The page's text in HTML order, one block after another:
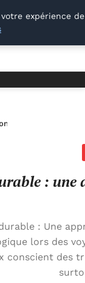
pour
: une
: Une
lors des
conscient des
expérience